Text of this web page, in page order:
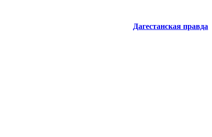
Дагестанская правда